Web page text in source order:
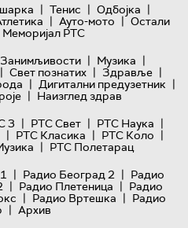
| Тенис | Одбојка |
| Ауто-мото | Остали
Меморијал РТС
Занимљивости | Музика |
| Свет познатих | Здравље |
| Дигитални предузетник |
| Наизглед здрав
3 | РТС Свет | РТС Наука |
| РТС Класика | РТС Коло |
| РТС Полетарац
| Радио Београд 2 | Радио
| Радио Плетеница | Радио
| Радио Вртешка | Радио
| Архив